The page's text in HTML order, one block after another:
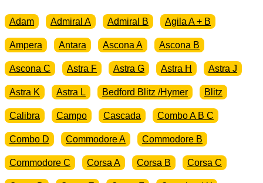
Adam Admiral A Admiral B Agila A + B
Ampera Antara Ascona A Ascona B
Ascona C Astra F Astra G Astra H Astra J
Astra K Astra L Bedford Blitz /Hymer Blitz
Calibra Campo Cascada Combo A B C
Combo D Commodore A Commodore B
Commodore C Corsa A Corsa B Corsa C